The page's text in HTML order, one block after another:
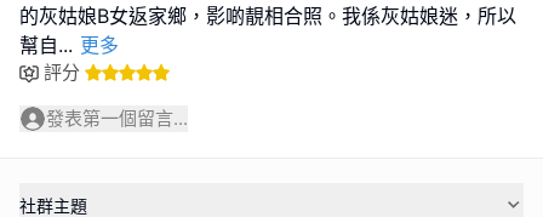
的灰姑娘B女返家鄉，影啲靚相合照。我係灰姑娘迷，所以
幫自... 更多
評分
發表第一個留言...
社群主題